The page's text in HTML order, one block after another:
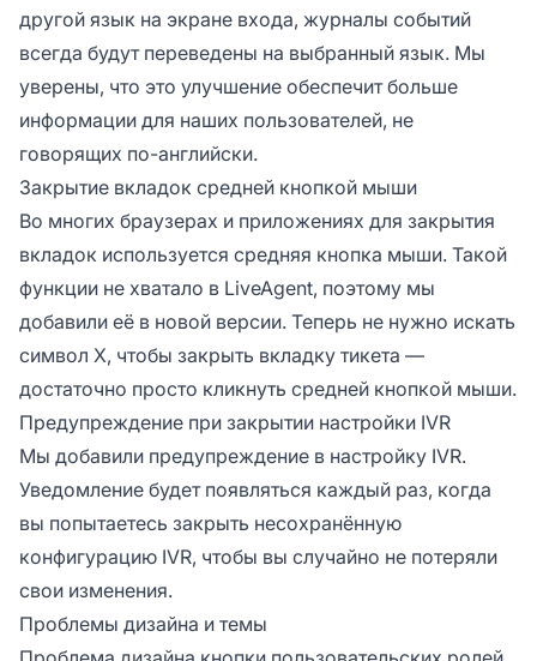
другой язык на экране входа, журналы событий
всегда будут переведены на выбранный язык. Мы
уверены, что это улучшение обеспечит больше
информации для наших пользователей, не
говорящих по-английски.
Закрытие вкладок средней кнопкой мыши
Во многих браузерах и приложениях для закрытия
вкладок используется средняя кнопка мыши. Такой
функции не хватало в LiveAgent, поэтому мы
добавили её в новой версии. Теперь не нужно искать
символ X, чтобы закрыть вкладку тикета —
достаточно просто кликнуть средней кнопкой мыши.
Предупреждение при закрытии настройки IVR
Мы добавили предупреждение в настройку IVR.
Уведомление будет появляться каждый раз, когда
вы попытаетесь закрыть несохранённую
конфигурацию IVR, чтобы вы случайно не потеряли
свои изменения.
Проблемы дизайна и темы